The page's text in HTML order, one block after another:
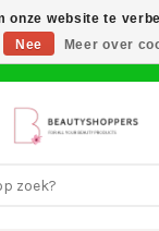
onze website te
Nee Meer over